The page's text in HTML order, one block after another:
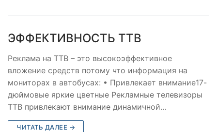
ЭФФЕКТИВНОСТЬ ТТВ
Реклама на ТТВ – это высокоэффективное
вложение средств потому что информация на
мониторах в автобусах: • Привлекает внимание17-
дюймовые яркие цветные Рекламные телевизоры
ТТВ привлекают внимание динамичной…
ЧИТАТЬ ДАЛЕЕ →